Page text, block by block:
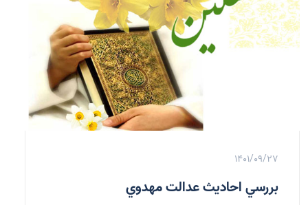
1401/09/27
بررسي احاديث عدالت مهدوي